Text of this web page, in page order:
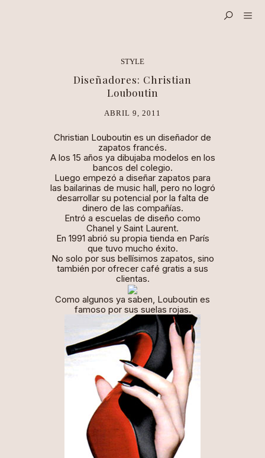
STYLE
Diseñadores: Christian
Louboutin
ABRIL 9, 2011
Christian Louboutin es un diseñador de
zapatos francés.
A los 15 años ya dibujaba modelos en los
bancos del colegio.
Luego empezó a diseñar zapatos para
las bailarinas de music hall, pero no logró
desarrollar su potencial por la falta de
dinero de las compañías.
Entró a escuelas de diseño como
Chanel y Saint Laurent.
En 1991 abrió su propia tienda en París
que tuvo mucho éxito.
No solo por sus bellísimos zapatos, sino
también por ofrecer café gratis a sus
clientas.
Como algunos ya saben, Louboutin es
famoso por sus suelas rojas.